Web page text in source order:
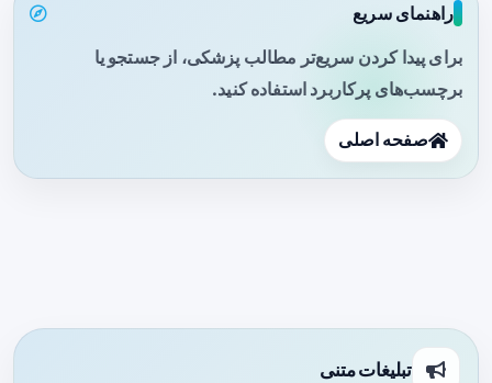
راهنمای سریع
برای پیدا کردن سریع‌تر مطالب پزشکی، از جستجو یا
برچسب‌های پرکاربرد استفاده کنید.
صفحه اصلی
تبلیغات متنی